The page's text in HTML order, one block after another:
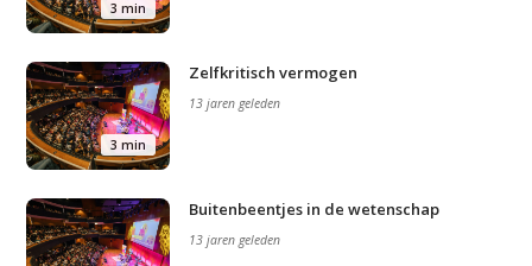
3 min
3 min
Zelfkritisch vermogen
13 jaren geleden
Buitenbeentjes in de wetenschap
13 jaren geleden